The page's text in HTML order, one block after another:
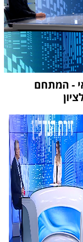
- המתחם